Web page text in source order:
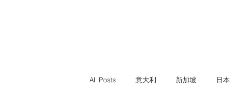
All Posts 意大利 新加坡 日本